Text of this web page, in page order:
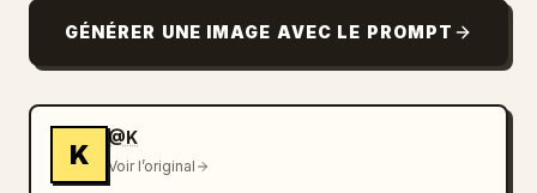
GÉNÉRER UNE IMAGE AVEC LE PROMPT
K
@K
Voir l’original